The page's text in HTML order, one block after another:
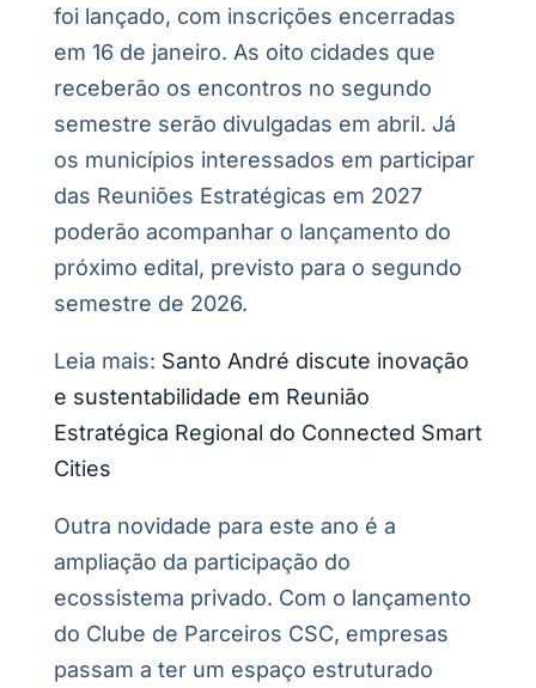
foi lançado, com inscrições encerradas
em 16 de janeiro. As oito cidades que
receberão os encontros no segundo
semestre serão divulgadas em abril. Já
os municípios interessados em participar
das Reuniões Estratégicas em 2027
poderão acompanhar o lançamento do
próximo edital, previsto para o segundo
semestre de 2026.
Leia mais: Santo André discute inovação
e sustentabilidade em Reunião
Estratégica Regional do Connected Smart
Cities
Outra novidade para este ano é a
ampliação da participação do
ecossistema privado. Com o lançamento
do Clube de Parceiros CSC, empresas
passam a ter um espaço estruturado